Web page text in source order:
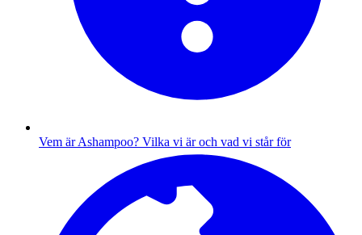
Vem är Ashampoo? Vilka vi är och vad vi står för